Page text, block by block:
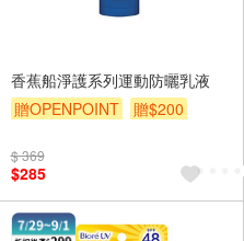
香蕉船淨護系列運動防曬乳液
贈OPENPOINT
贈$200
$ 369
$285